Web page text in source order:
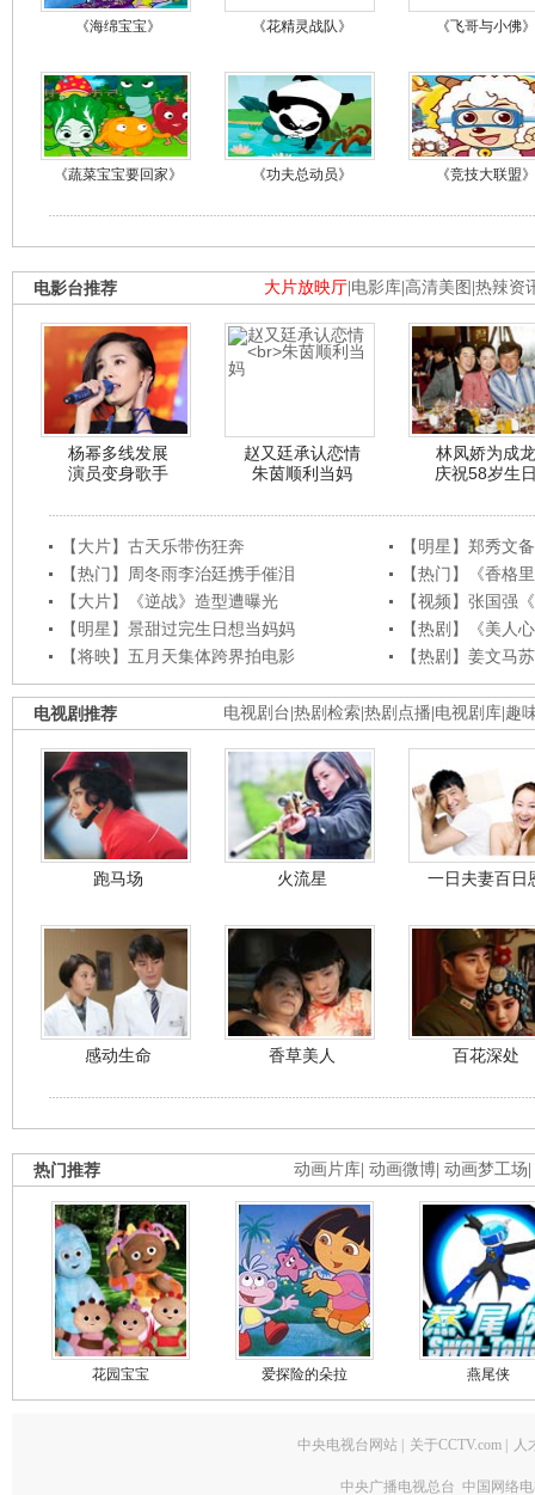
《海绵宝宝》 《花精灵战队》 《飞哥与小佛》
《蔬菜宝宝要回家》 《功夫总动员》 《竞技大联盟》
大片放映厅 电影库 高清美图 热辣资
电影台推荐
杨幂多线发展
演员变身歌手
赵又廷承认恋情
朱茵顺利当妈
林凤娇为成龙
庆祝58岁生
【大片】古天乐带伤狂奔
【明星】郑秀文
【热门】周冬雨李治廷携手催泪
【热门】《香格
【大片】《逆战》造型遭曝光
【视频】张国强
【明星】景甜过完生日想当妈妈
【热剧】《美人
【将映】五月天集体跨界拍电影
【热剧】姜文马
电视剧台 热剧检索 热剧点播 电视剧库 趣
电视剧推荐
跑马场 火流星 一日夫妻百日
感动生命 香草美人 百花深处
动画片库 动画微博 动画梦工场
热门推荐
花园宝宝 爱探险的朵拉 燕尾侠
中央电视台网站 关于CCTV.com 人
中央广播电视总台 中国网络